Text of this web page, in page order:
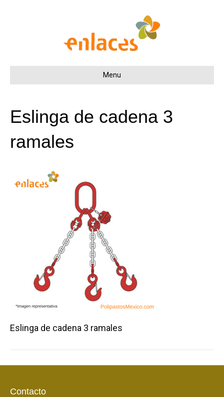
Menu
Eslinga de cadena 3
ramales
Eslinga de cadena 3 ramales
Contacto